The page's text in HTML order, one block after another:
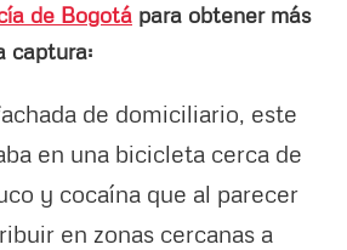
de Bogotá para obtener más
captura:
de domiciliario, este
en una bicicleta cerca de
y cocaína que al parecer
en zonas cercanas a